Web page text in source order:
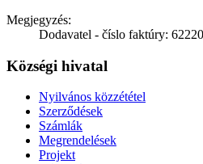
Megjegyzés:
Dodavatel - číslo faktúry:
Községi hivatal
Nyilvános közzététel
Szerződések
Számlák
Megrendelések
Projekt